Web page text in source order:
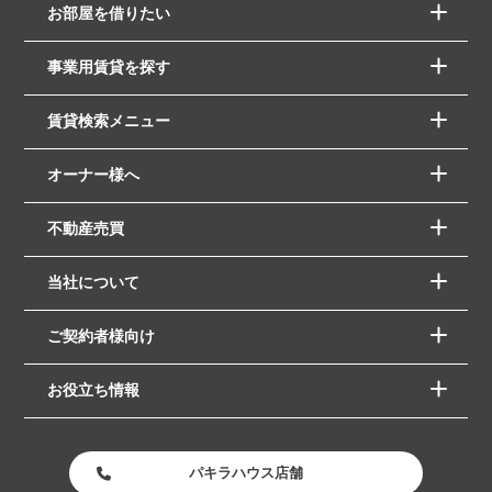
お部屋を借りたい
事業用賃貸を探す
賃貸検索メニュー
オーナー様へ
不動産売買
当社について
ご契約者様向け
お役立ち情報
パキラハウス店舗